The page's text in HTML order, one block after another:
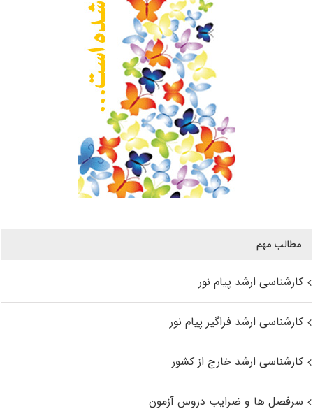
مطالب مهم
کارشناسی ارشد پیام نور
کارشناسی ارشد فراگیر پیام نور
کارشناسی ارشد خارج از کشور
سرفصل ها و ضرایب دروس آزمون